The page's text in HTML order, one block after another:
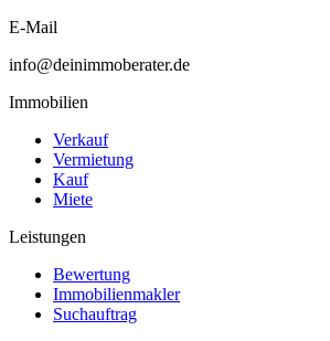
E-Mail
info@deinimmoberater.de
Immobilien
Verkauf
Vermietung
Kauf
Miete
Leistungen
Bewertung
Immobilienmakler
Suchauftrag